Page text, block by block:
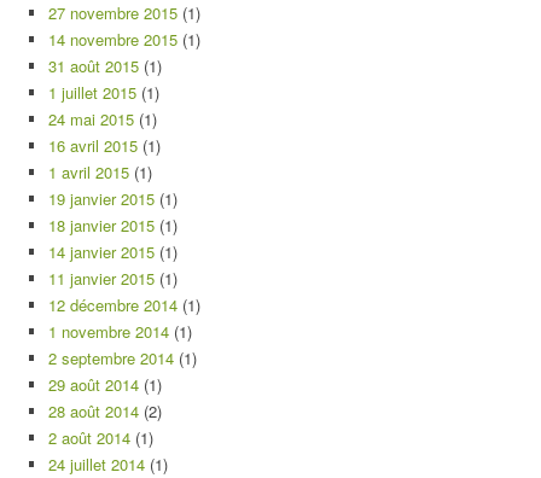
27 novembre 2015 (1)
14 novembre 2015 (1)
31 août 2015 (1)
1 juillet 2015 (1)
24 mai 2015 (1)
16 avril 2015 (1)
1 avril 2015 (1)
19 janvier 2015 (1)
18 janvier 2015 (1)
14 janvier 2015 (1)
11 janvier 2015 (1)
12 décembre 2014 (1)
1 novembre 2014 (1)
2 septembre 2014 (1)
29 août 2014 (1)
28 août 2014 (2)
2 août 2014 (1)
24 juillet 2014 (1)